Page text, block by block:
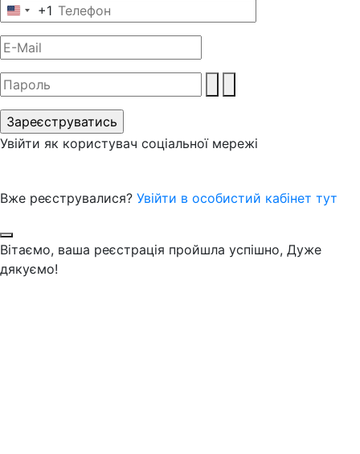
United
States
+1
+1
Увійти як користувач соціальної мережі
Вже реєструвалися? Увійти в особистий кабінет тут
Вітаємо, ваша реєстрація пройшла успішно, Дуже
дякуємо!